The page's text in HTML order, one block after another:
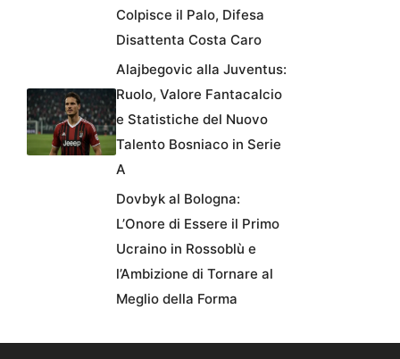
Colpisce il Palo, Difesa
Disattenta Costa Caro
Alajbegovic alla Juventus:
Ruolo, Valore Fantacalcio
e Statistiche del Nuovo
Talento Bosniaco in Serie
A
Dovbyk al Bologna:
L’Onore di Essere il Primo
Ucraino in Rossoblù e
l’Ambizione di Tornare al
Meglio della Forma